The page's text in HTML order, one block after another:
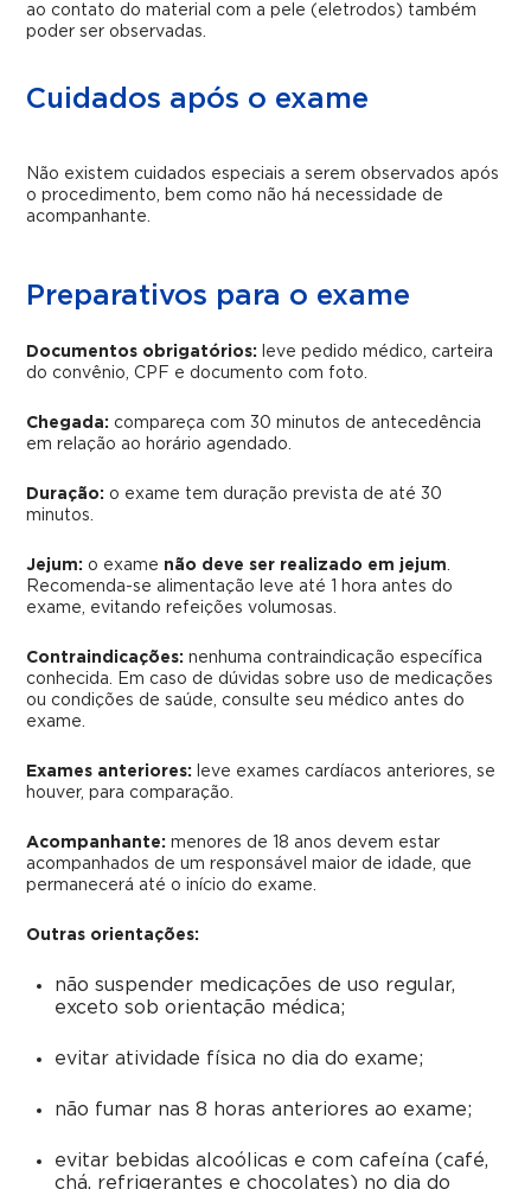
ao contato do material com a pele (eletrodos) também
poder ser observadas.
Cuidados após o exame
Não existem cuidados especiais a serem observados após
o procedimento, bem como não há necessidade de
acompanhante.
Preparativos para o exame
Documentos obrigatórios:
leve pedido médico, carteira
do convênio, CPF e documento com foto.
Chegada: compareça com 30 minutos de antecedência
em relação ao horário agendado.
Duração: o exame tem duração prevista de até 30
minutos.
Jejum: o exame não deve ser realizado em jejum.
Recomenda-se alimentação leve até 1 hora antes do
exame, evitando refeições volumosas.
Contraindicações: nenhuma contraindicação específica
conhecida. Em caso de dúvidas sobre uso de medicações
ou condições de saúde, consulte seu médico antes do
exame.
Exames anteriores:
leve exames cardíacos anteriores, se
houver, para comparação.
Acompanhante: menores de 18 anos devem estar
acompanhados de um responsável maior de idade, que
permanecerá até o início do exame.
Outras orientações:
não suspender medicações de uso regular,
exceto sob orientação médica;
evitar atividade física no dia do exame;
não fumar nas 8 horas anteriores ao exame;
evitar bebidas alcoólicas e com cafeína (café,
chá, refrigerantes e chocolates) no dia do